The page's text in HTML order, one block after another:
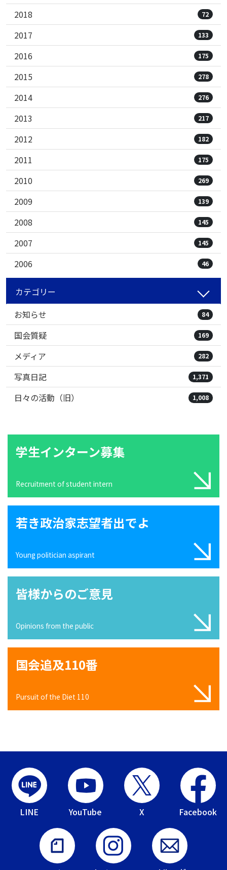
2018 72
2017 133
2016 175
2015 278
2014 276
2013 217
2012 182
2011 175
2010 269
2009 139
2008 145
2007 145
2006 46
カテゴリー
お知らせ
84
国会質疑 169
メディア 282
写真日記 1,371
日々の活動（旧） 1,008
学生インターン募集
Recruitment of student intern
若き政治家志望者出でよ
Young politician aspirant
皆様からのご意見
Opinions from the public
国会追及110番
Pursuit of the Diet 110
LINE YouTube X Facebook